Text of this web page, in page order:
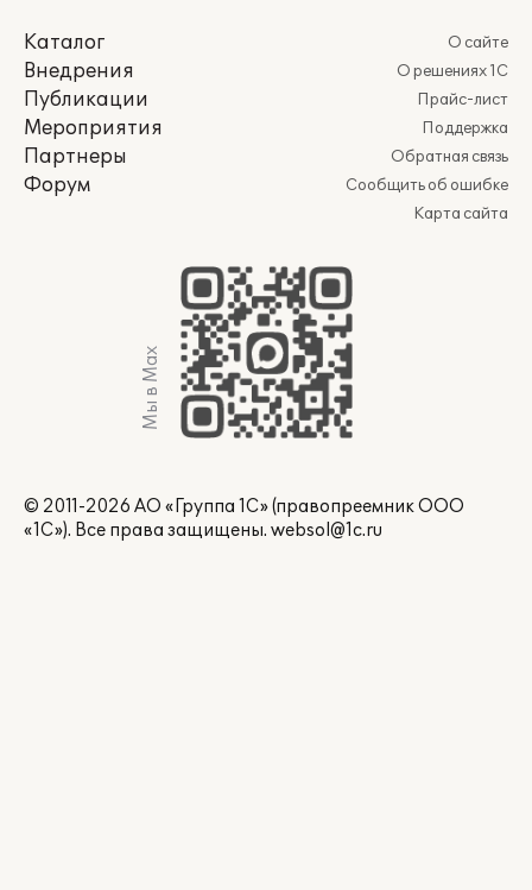
Каталог
Внедрения
Публикации
Мероприятия
Партнеры
Форум
О сайте
О решениях 1С
Прайс-лист
Поддержка
Обратная связь
Сообщить об ошибке
Карта сайта
Мы в Max
© 2011-2026 АО «Группа 1С» (правопреемник ООО
«1С»). Все права защищены. websol@1c.ru